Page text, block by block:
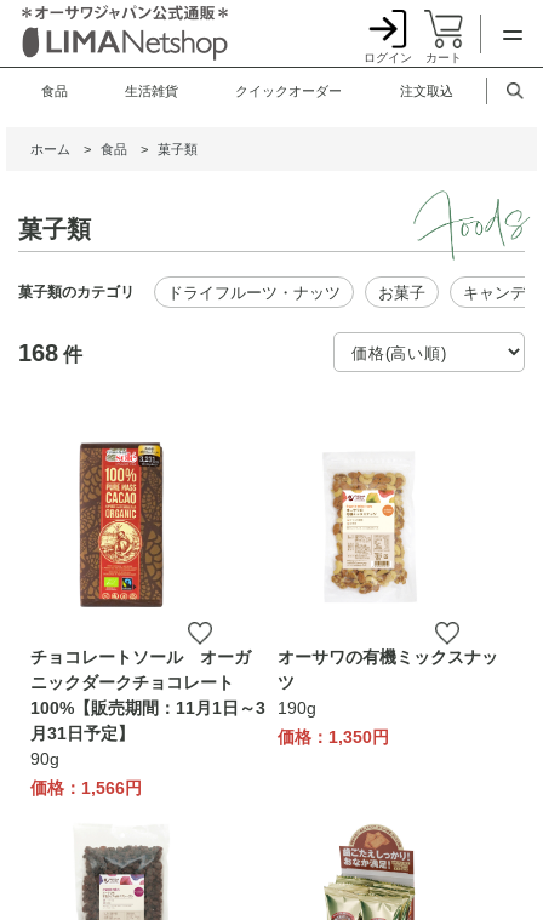
ログイン カート
食品 生活雑貨 クイックオーダー 注文取込
ホーム > 食品 > 菓子類
菓子類
菓子類のカテゴリ ドライフルーツ・ナッツ お菓子 キャンディ
168 件
チョコレートソール オーガ
ニックダークチョコレート
100%【販売期間：11月1日～3
月31日予定】
90g
価格：1,566円
オーサワの有機ミックスナッ
ツ
190g
価格：1,350円